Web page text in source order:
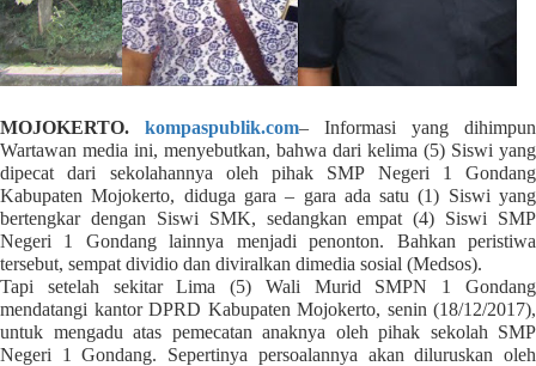
l
a
y
o
t
=
"
b
a
s
c
"
MOJOKERTO. kompaspublik.com– Informasi yang dihimpun
Wartawan media ini, menyebutkan, bahwa dari kelima (5) Siswi yang
dipecat dari sekolahannya oleh pihak SMP Negeri 1 Gondang
Kabupaten Mojokerto, diduga gara – gara ada satu (1) Siswi yang
bertengkar dengan Siswi SMK, sedangkan empat (4) Siswi SMP
Negeri 1 Gondang lainnya menjadi penonton. Bahkan peristiwa
tersebut, sempat dividio dan diviralkan dimedia sosial (Medsos).
Tapi setelah sekitar Lima (5) Wali Murid SMPN 1 Gondang
mendatangi kantor DPRD Kabupaten Mojokerto, senin (18/12/2017),
untuk mengadu atas pemecatan anaknya oleh pihak sekolah SMP
Negeri 1 Gondang. Sepertinya persoalannya akan diluruskan oleh